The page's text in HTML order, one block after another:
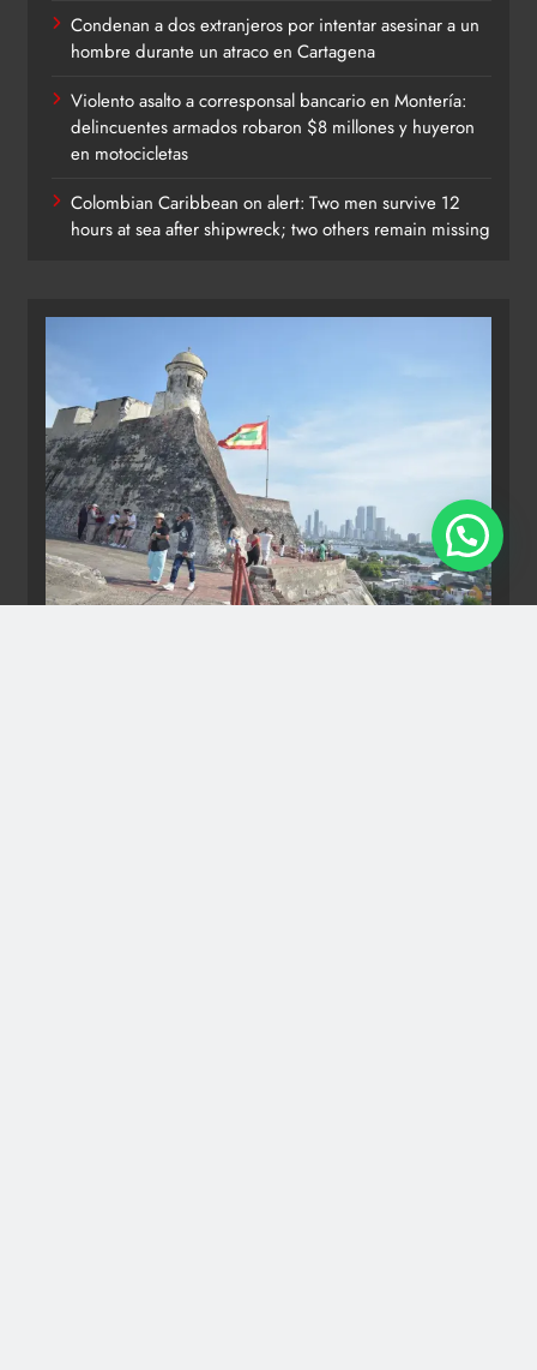
Condenan a dos extranjeros por intentar asesinar a un
hombre durante un atraco en Cartagena
Violento asalto a corresponsal bancario en Montería:
delincuentes armados robaron $8 millones y huyeron
en motocicletas
Colombian Caribbean on alert: Two men survive 12
hours at sea after shipwreck; two others remain missing